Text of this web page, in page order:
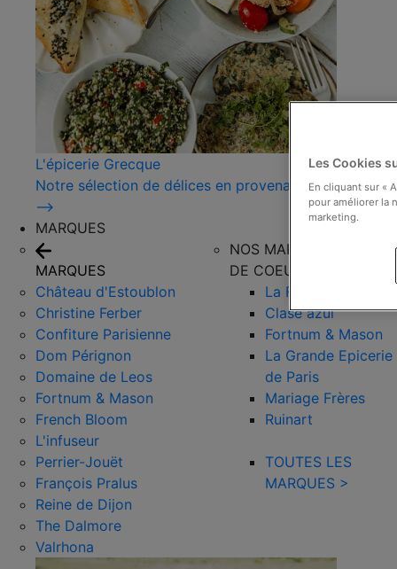
L'épicerie Grecque
Notre sélection de délices en provenance de Grèce !
⟶
MARQUES
MARQUES
Château d'Estoublon
Christine Ferber
Confiture Parisienne
Dom Pérignon
Domaine de Leos
Fortnum & Mason
French Bloom
L'infuseur
Perrier-Jouët
François Pralus
Reine de Dijon
The Dalmore
Valrhona
NOS MARQUES COUPS
DE COEUR
La Favorita
Clase azul
Fortnum & Mason
La Grande Epicerie
de Paris
Mariage Frères
Ruinart
TOUTES LES
MARQUES >
Les Cookies
En cliquant sur «
pour améliorer la
marketing.